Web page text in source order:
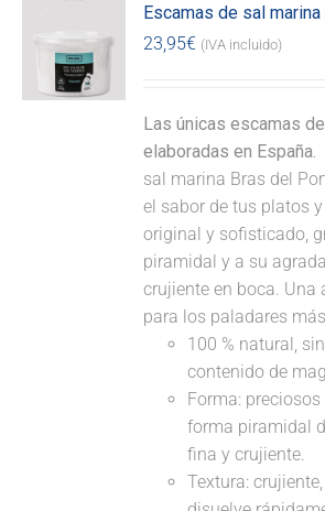
Escamas de sal
23,95€ (IVA incluido)
Las únicas escamas
elaboradas en España.
sal marina Bras del
el sabor de tus platos
original y sofisticado,
piramidal y a su
crujiente en boca. Una
para los paladares
100 % natural,
contenido de
Forma:
forma piramidal
fina y crujiente.
Textura: